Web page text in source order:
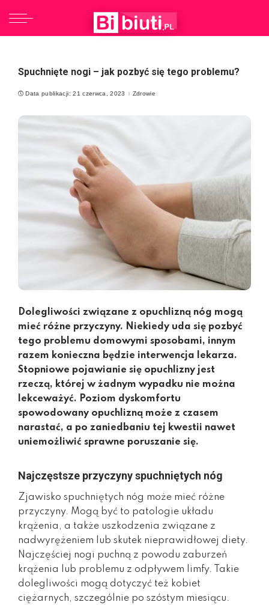
Spuchnięte nogi – jak pozbyć się tego problemu?
Data publikacji: 21 czerwca, 2023 Zdrowie
Dolegliwości związane z opuchlizną nóg mogą
mieć różne przyczyny. Niekiedy uda się pozbyć
tego problemu domowymi sposobami, innym
razem konieczna będzie interwencja lekarza.
Stopniowe pojawianie się opuchlizny jest
rzeczą, której w żadnym wypadku nie można
lekceważyć. Poziom dyskomfortu
spowodowany opuchlizną może z czasem
narastać, a po zaniedbaniu tej kwestii nawet
uniemożliwić sprawne poruszanie się.
Najczęstsze przyczyny spuchniętych nóg
Zjawisko spuchniętych nóg może mieć różne
przyczyny. Mogą być to patologie układu
krążenia, a także uszkodzenia związane z
nadwyrężeniem lub skutek nieprawidłowej diety.
Najczęściej nogi puchną z powodu zaburzeń
krążenia lub problemu z odpływem limfy. Takie
dolegliwości mogą dotyczyć też kobiet
ciężarnych, szczególnie po szóstym miesiącu.